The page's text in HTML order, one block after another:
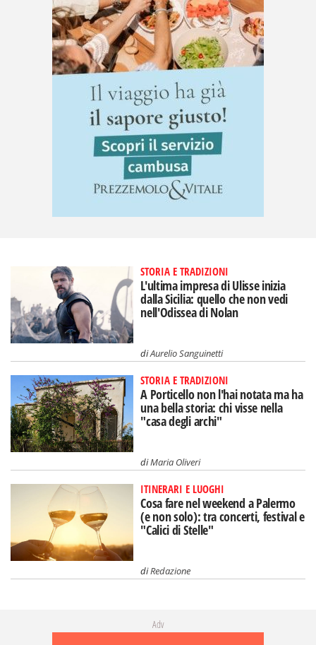
STORIA E TRADIZIONI
L'ultima impresa di Ulisse inizia
dalla Sicilia: quello che non vedi
nell'Odissea di Nolan
diAurelio Sanguinetti
STORIA E TRADIZIONI
A Porticello non l'hai notata ma ha
una bella storia: chi visse nella
"casa degli archi"
diMaria Oliveri
ITINERARI E LUOGHI
Cosa fare nel weekend a Palermo
(e non solo): tra concerti, festival e
"Calici di Stelle"
diRedazione
Adv